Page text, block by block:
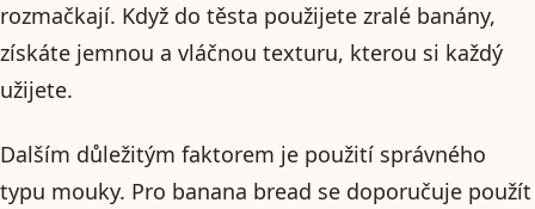
rozmačkají. Když do těsta použijete zralé banány,
získáte jemnou a vláčnou texturu, kterou si každý
užijete.
Dalším důležitým faktorem je použití správného
typu mouky. Pro banana bread se doporučuje použít